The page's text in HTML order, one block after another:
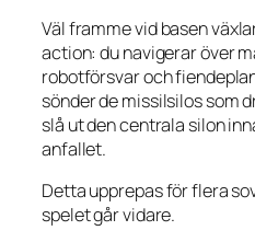
Väl framme vid basen
action: du navigerar över
robotförsvar och
sönder de missilsilos som
slå ut den centrala silon
anfallet.
Detta upprepas för flera
spelet går vidare.